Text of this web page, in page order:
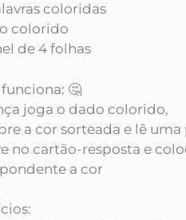
coloridas
colorido
de 4 folhas
🤔
joga o dado colorido,
a cor sorteada e lê
no cartão-resposta e
a cor